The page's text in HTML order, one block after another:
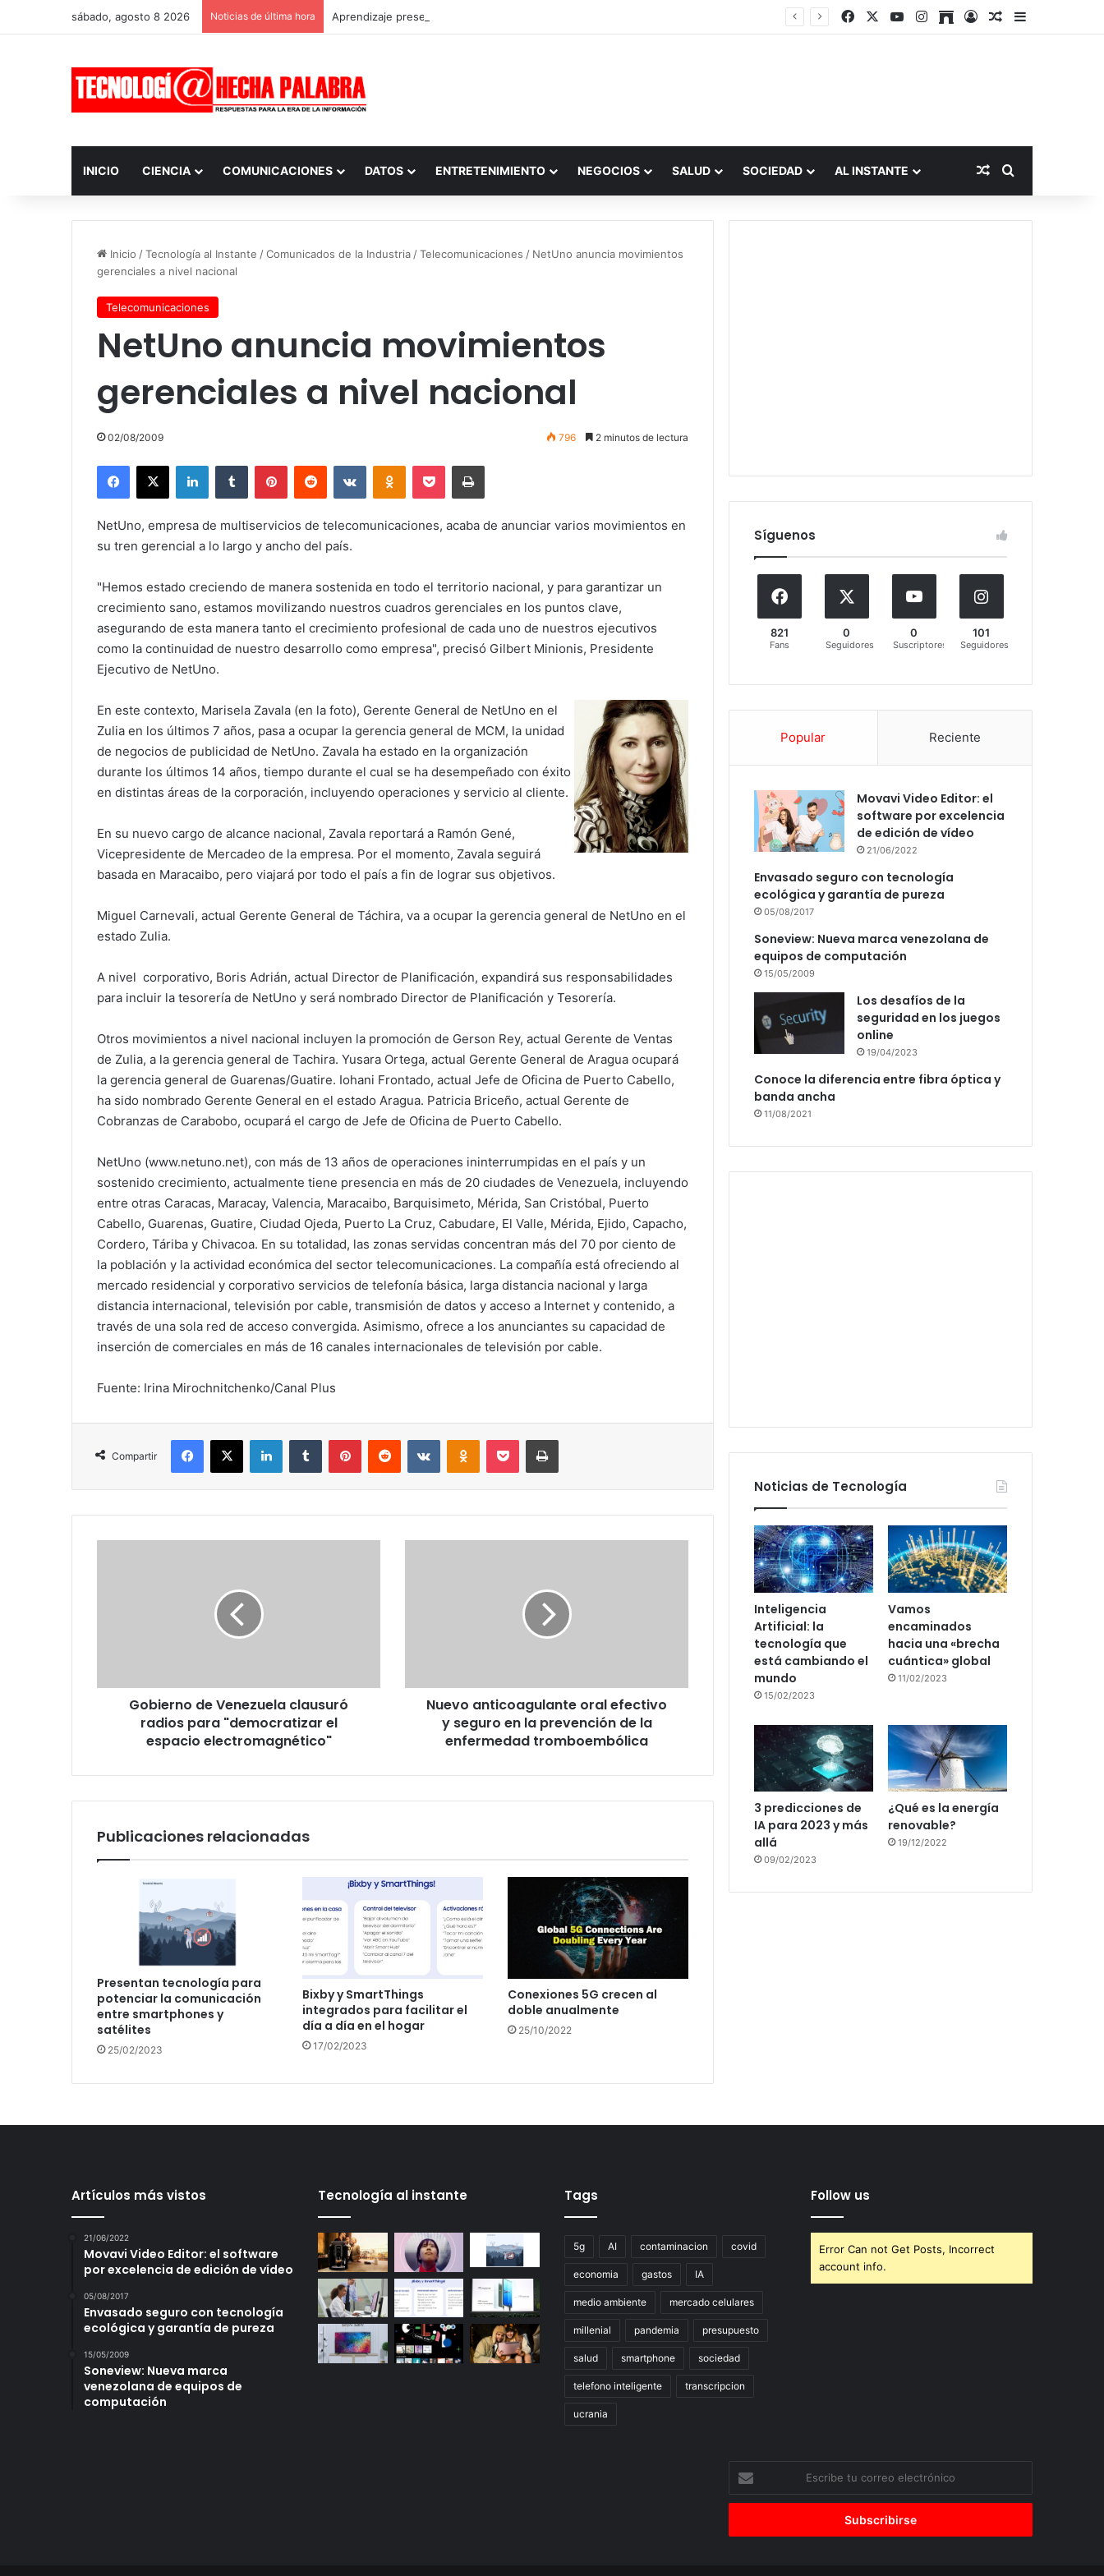
sábado, agosto 8 2026 Noticias de última hora Aprendizaje presencial vs. por internet FacebookYouTubeInstagram
ArchiveAccesoPublicación al
Barra lateral
INICIO CIENCIA COMUNICACIONES DATOS ENTRETENIMIENTO NEGOCIOS SALUD SOCIEDAD AL INSTANTE Publicación al
Buscar por
Inicio /Tecnología al Instante /Comunicados de la Industria /Telecomunicaciones / NetUno anuncia movimientos
gerenciales a nivel nacional
Telecomunicaciones
NetUno anuncia movimientos
gerenciales a nivel nacional
02/08/2009 796 2 minutos de lectura
Facebook
X LinkedInTumblr PinterestReddit VKontakteOdnoklassniki
Pocket Imprimir
NetUno, empresa de multiservicios de telecomunicaciones, acaba de anunciar varios movimientos en
su tren gerencial a lo largo y ancho del país.
"Hemos estado creciendo de manera sostenida en todo el territorio nacional, y para garantizar un
crecimiento sano, estamos movilizando nuestros cuadros gerenciales en los puntos clave,
asegurando de esta manera tanto el crecimiento profesional de cada uno de nuestros ejecutivos
como la continuidad de nuestro desarrollo como empresa", precisó Gilbert Minionis, Presidente
Ejecutivo de NetUno.
En este contexto, Marisela Zavala (en la foto), Gerente General de NetUno en el
Zulia en los últimos 7 años, pasa a ocupar la gerencia general de MCM, la unidad
de negocios de publicidad de NetUno. Zavala ha estado en la organización
durante los últimos 14 años, tiempo durante el cual se ha desempeñado con éxito
en distintas áreas de la corporación, incluyendo operaciones y servicio al cliente.
En su nuevo cargo de alcance nacional, Zavala reportará a Ramón Gené,
Vicepresidente de Mercadeo de la empresa. Por el momento, Zavala seguirá
basada en Maracaibo, pero viajará por todo el país a fin de lograr sus objetivos.
Miguel Carnevali, actual Gerente General de Táchira, va a ocupar la gerencia general de NetUno en el
estado Zulia.
A nivel corporativo, Boris Adrián, actual Director de Planificación, expandirá sus responsabilidades
para incluir la tesorería de NetUno y será nombrado Director de Planificación y Tesorería.
Otros movimientos a nivel nacional incluyen la promoción de Gerson Rey, actual Gerente de Ventas
de Zulia, a la gerencia general de Tachira. Yusara Ortega, actual Gerente General de Aragua ocupará
la gerencia general de Guarenas/Guatire. Iohani Frontado, actual Jefe de Oficina de Puerto Cabello,
ha sido nombrado Gerente General en el estado Aragua. Patricia Briceño, actual Gerente de
Cobranzas de Carabobo, ocupará el cargo de Jefe de Oficina de Puerto Cabello.
NetUno (www.netuno.net), con más de 13 años de operaciones ininterrumpidas en el país y un
sostenido crecimiento, actualmente tiene presencia en más de 20 ciudades de Venezuela, incluyendo
entre otras Caracas, Maracay, Valencia, Maracaibo, Barquisimeto, Mérida, San Cristóbal, Puerto
Cabello, Guarenas, Guatire, Ciudad Ojeda, Puerto La Cruz, Cabudare, El Valle, Mérida, Ejido, Capacho,
Cordero, Táriba y Chivacoa. En su totalidad, las zonas servidas concentran más del 70 por ciento de
la población y la actividad económica del sector telecomunicaciones. La compañía está ofreciendo al
mercado residencial y corporativo servicios de telefonía básica, larga distancia nacional y larga
distancia internacional, televisión por cable, transmisión de datos y acceso a Internet y contenido, a
través de una sola red de acceso convergida. Asimismo, ofrece a los anunciantes su capacidad de
inserción de comerciales en más de 16 canales internacionales de televisión por cable.
Fuente: Irina Mirochnitchenko/Canal Plus
Compartir
Facebook
X LinkedInTumblr PinterestReddit VKontakteOdnoklassniki
Pocket Imprimir
espacio
electromagnético"
Gobierno de Venezuela clausuró
radios para "democratizar el
espacio electromagnético"
prevención
enfermedad
Nuevo anticoagulante oral efectivo
y seguro en la prevención de la
enfermedad tromboembólica
Publicaciones relacionadas
Presentan tecnología para
potenciar la comunicación
entre smartphones y
satélites
25/02/2023
Bixby y SmartThings
integrados para facilitar el
día a día en el hogar
17/02/2023
Conexiones 5G crecen al
doble anualmente
25/10/2022
Síguenos
821
Fans
0
Seguidores
0
Suscriptores
101
Seguidores
Popular Reciente
Movavi Video Editor: el
software por excelencia
de edición de vídeo
21/06/2022
Envasado seguro con tecnología
ecológica y garantía de pureza
05/08/2017
Soneview: Nueva marca venezolana de
equipos de computación
15/05/2009
Los desafíos de la
seguridad en los juegos
online
19/04/2023
Conoce la diferencia entre fibra óptica y
banda ancha
11/08/2021
Noticias de Tecnología
Inteligencia
Artificial: la
tecnología que
está cambiando el
mundo
15/02/2023
Vamos
encaminados
hacia una «brecha
cuántica» global
11/02/2023
3 predicciones de
IA para 2023 y más
allá
09/02/2023
¿Qué es la energía
renovable?
19/12/2022
Artículos más vistos
21/06/2022
Movavi Video Editor: el software
por excelencia de edición de vídeo
05/08/2017
Envasado seguro con tecnología
ecológica y garantía de pureza
15/05/2009
Soneview: Nueva marca
venezolana de equipos de
computación
Tecnología al instante Tags
5g AI contaminacion covid
economia gastos IA
medio ambiente mercado celulares
millenial pandemia presupuesto
salud smartphone sociedad
telefono inteligente transcripcion
ucrania
Follow us
Error Can not Get Posts, Incorrect
account info.
correo